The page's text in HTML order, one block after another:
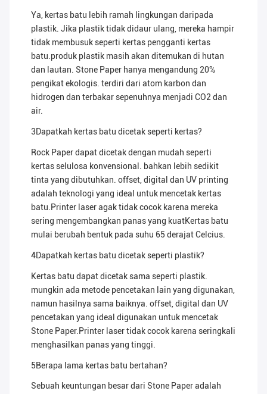
Ya, kertas batu lebih ramah lingkungan daripada
plastik. Jika plastik tidak didaur ulang, mereka hampir
tidak membusuk seperti kertas pengganti kertas
batu.produk plastik masih akan ditemukan di hutan
dan lautan. Stone Paper hanya mengandung 20%
pengikat ekologis. terdiri dari atom karbon dan
hidrogen dan terbakar sepenuhnya menjadi CO2 dan
air.
3Dapatkah kertas batu dicetak seperti kertas?
Rock Paper dapat dicetak dengan mudah seperti
kertas selulosa konvensional. bahkan lebih sedikit
tinta yang dibutuhkan. offset, digital dan UV printing
adalah teknologi yang ideal untuk mencetak kertas
batu.Printer laser agak tidak cocok karena mereka
sering mengembangkan panas yang kuatKertas batu
mulai berubah bentuk pada suhu 65 derajat Celcius.
4Dapatkah kertas batu dicetak seperti plastik?
Kertas batu dapat dicetak sama seperti plastik.
mungkin ada metode pencetakan lain yang digunakan,
namun hasilnya sama baiknya. offset, digital dan UV
pencetakan yang ideal digunakan untuk mencetak
Stone Paper.Printer laser tidak cocok karena seringkali
menghasilkan panas yang tinggi.
5Berapa lama kertas batu bertahan?
Sebuah keuntungan besar dari Stone Paper adalah